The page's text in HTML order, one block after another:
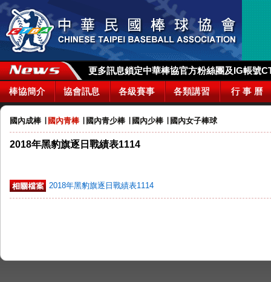
更多訊息鎖定中華棒協官方粉絲團及IG帳號
棒協簡介 協會訊息 各級賽事 各類講習 行 事 曆
國內成棒 國內青棒 國內青少棒 國內少棒 國內女子棒球
2018年黑豹旗逐日戰績表1114
2018年黑豹旗逐日戰績表1114